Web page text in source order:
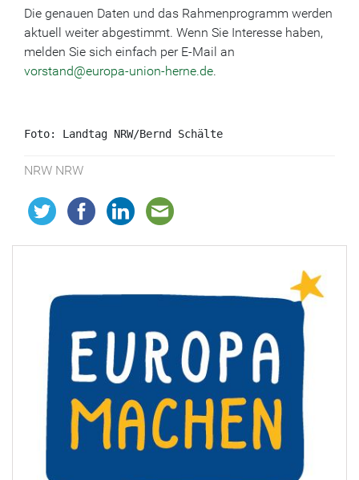
Die genauen Daten und das Rahmenprogramm werden
aktuell weiter abgestimmt. Wenn Sie Interesse haben,
melden Sie sich einfach per E-Mail an
vorstand@europa-union-herne.de.
Foto: Landtag NRW/Bernd Schälte
NRW NRW